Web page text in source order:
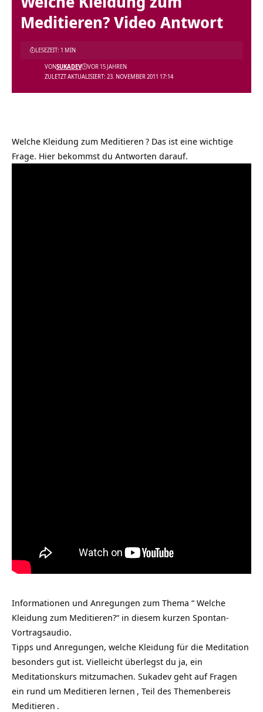
Meditieren? Video Antwort
ZULETZT AKTUALISIERT: 23. NOVEMBER 2011 17:14
VONSUKADEV VOR 15 JAHREN
LESEZEIT: 1 MIN
Welche Kleidung zum Meditieren ? Das ist eine wichtige
Frage. Hier bekommst du Antworten darauf.
Informationen und Anregungen zum Thema “ Welche
Kleidung zum Meditieren?“ in diesem kurzen Spontan-
Vortragsaudio.
Tipps und Anregungen, welche Kleidung für die Meditation
besonders gut ist. Vielleicht überlegst du ja, ein
Meditationskurs mitzumachen. Sukadev geht auf Fragen
ein rund um Meditieren lernen , Teil des Themenbereis
Meditieren .